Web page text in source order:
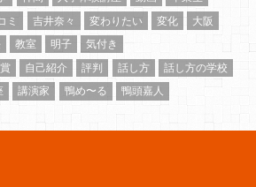
ミ 吉井奈々 変わりたい 変化
大阪
教室 明子
気付き
自己紹介 評判 話し方
話し方の学校
講演家 鴨め〜る 鴨頭嘉人